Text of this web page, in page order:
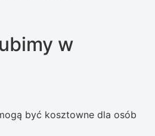
w
być kosztowne dla osób